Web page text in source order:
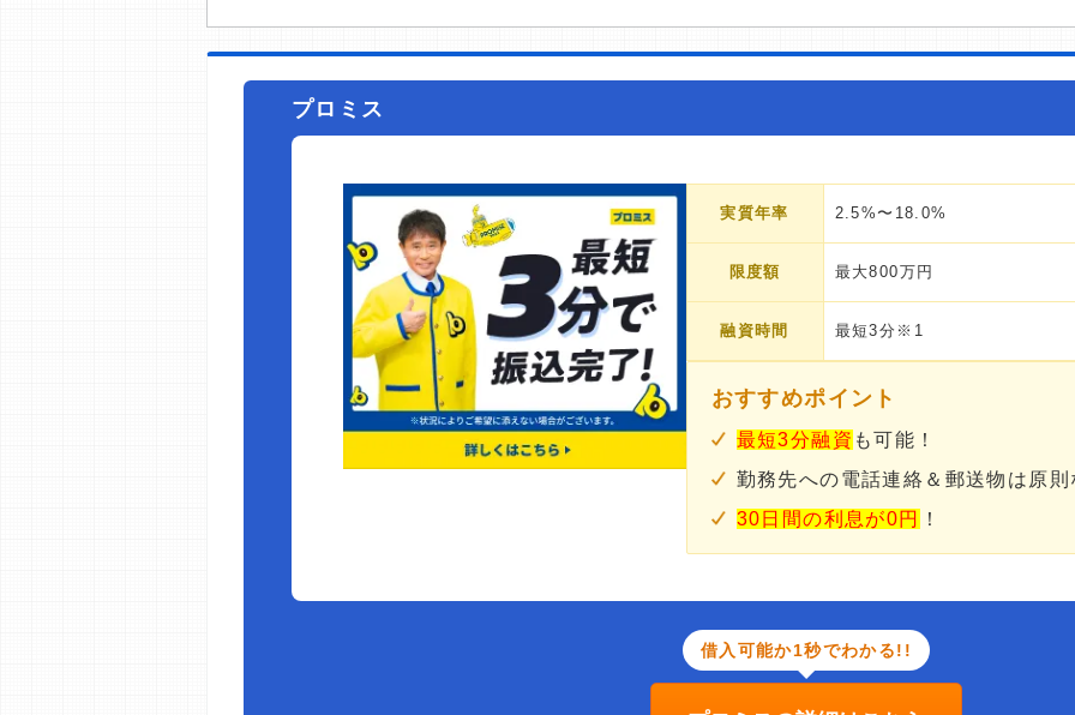
プロミス
実質年率 2.5%〜18.0%
限度額 最大800万円
融資時間 最短3分※1
おすすめポイント
最短3分融資 も可能！
勤務先への電話連絡＆郵送物は原則
30日間の利息が0円
！
借入可能か1秒でわかる!!